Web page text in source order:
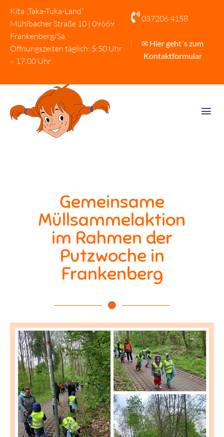
Kita „Taka-Tuka-Land“
Mühlbacher Straße 10 | 09669
Frankenberg/Sa.
Öffnungszeiten täglich: 5:50 Uhr
– 17:00 Uhr
037206 4158
✉ Hier geht´s zum
Kontaktformular
Gemeinsame
Müllsammelaktion
im Rahmen der
Putzwoche in
Frankenberg